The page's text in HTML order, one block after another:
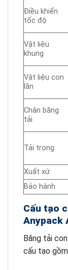
Điều khiển
tốc độ
Vật liệu
khung
Vật liệu con
lăn
Chân băng
tải
Tải trọng
Xuất xứ
Bảo hành
Cấu tạo
Anypack
Băng tải
cấu tạo